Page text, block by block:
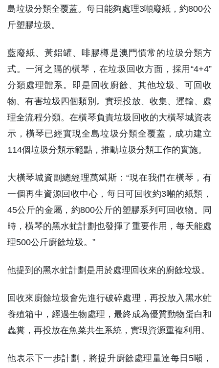
島垃圾分類全覆蓋。每日能夠處理3噸廢紙，約800公
斤塑膠垃圾。
藍廢紙、黃鋁罐、啡膠樽是澳門慣常的垃圾分類方
式。一河之隔的橫琴，在垃圾回收方面，採用“4+4”
分類處理體系。即是回收廚餘、其他垃圾、可回收
物、有害垃圾四個類別。實現投放、收集、運輸、處
理全流程分類。在橫琴負責垃圾回收的大橫琴城資表
示，橫琴已經實現全島垃圾分類全覆蓋，成功建立
114個垃圾分類示範點，推動垃圾分類工作的實施。
大橫琴城資副總經理萬斌斯：“現在我們在橫琴，有
一個再生資源回收中心，每日可回收約3噸的紙類，
45公斤的金屬，約800公斤的塑膠系列可回收物。同
時，橫琴的黑水虻計劃也發揮了重要作用，每天能處
理500公斤廚餘垃圾。”
他提到的黑水虻計劃是用於處理回收來的廚餘垃圾。
回收來廚餘垃圾會先進行破碎處理，再投放入黑水虻
養殖箱中，經過生物處理，最終成為優質動物蛋白和
蟲糞，再投放在魚菜共生系統，實現資源重複利用。
他表示下一步計劃，將提升廚餘處理量達每日5噸，